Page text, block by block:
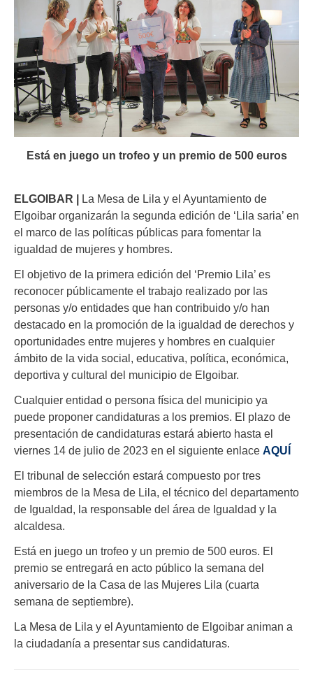
Está en juego un trofeo y un premio de 500 euros
ELGOIBAR | La Mesa de Lila y el Ayuntamiento de
Elgoibar organizarán la segunda edición de ‘Lila saria’ en
el marco de las políticas públicas para fomentar la
igualdad de mujeres y hombres.
El objetivo de la primera edición del ‘Premio Lila’ es
reconocer públicamente el trabajo realizado por las
personas y/o entidades que han contribuido y/o han
destacado en la promoción de la igualdad de derechos y
oportunidades entre mujeres y hombres en cualquier
ámbito de la vida social, educativa, política, económica,
deportiva y cultural del municipio de Elgoibar.
Cualquier entidad o persona física del municipio ya
puede proponer candidaturas a los premios. El plazo de
presentación de candidaturas estará abierto hasta el
viernes 14 de julio de 2023 en el siguiente enlace AQUÍ
El tribunal de selección estará compuesto por tres
miembros de la Mesa de Lila, el técnico del departamento
de Igualdad, la responsable del área de Igualdad y la
alcaldesa.
Está en juego un trofeo y un premio de 500 euros. El
premio se entregará en acto público la semana del
aniversario de la Casa de las Mujeres Lila (cuarta
semana de septiembre).
La Mesa de Lila y el Ayuntamiento de Elgoibar animan a
la ciudadanía a presentar sus candidaturas.